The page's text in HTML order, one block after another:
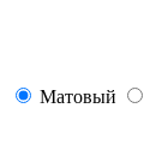
Матовый